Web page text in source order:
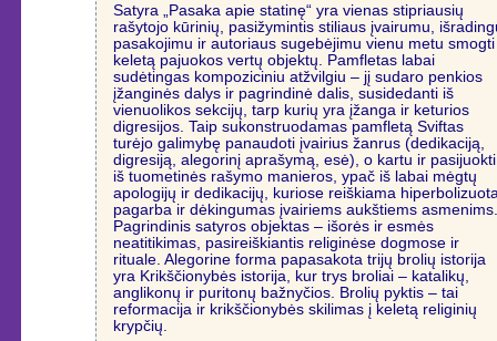
Satyra „Pasaka apie statinę“ yra vienas stipriausių
rašytojo kūrinių, pasižymintis stiliaus įvairumu,
pasakojimu ir autoriaus sugebėjimu vienu metu
keletą pajuokos vertų objektų. Pamfletas labai
sudėtingas kompoziciniu atžvilgiu – jį sudaro penkios
įžanginės dalys ir pagrindinė dalis, susidedanti iš
vienuolikos sekcijų, tarp kurių yra įžanga ir keturios
digresijos. Taip sukonstruodamas pamfletą Sviftas
turėjo galimybę panaudoti įvairius žanrus (dedikaciją,
digresiją, alegorinį aprašymą, esė), o kartu ir pasijuokti
iš tuometinės rašymo manieros, ypač iš labai mėgtų
apologijų ir dedikacijų, kuriose reiškiama
pagarba ir dėkingumas įvairiems aukštiems
Pagrindinis satyros objektas – išorės ir esmės
neatitikimas, pasireiškiantis religinėse dogmose ir
rituale. Alegorine forma papasakota trijų brolių istorija
yra Krikščionybės istorija, kur trys broliai – katalikų,
anglikonų ir puritonų bažnyčios. Brolių pyktis – tai
reformacija ir krikščionybės skilimas į keletą religinių
krypčių.